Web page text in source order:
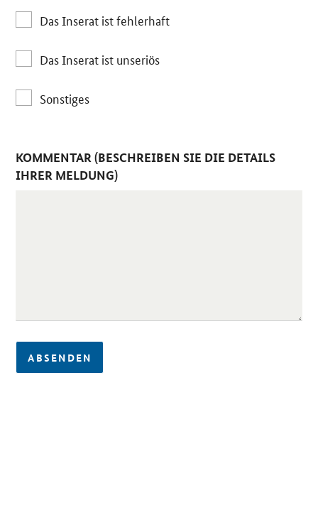
Das Inserat ist fehlerhaft
Das Inserat ist unseriös
Sonstiges
KOMMENTAR (BESCHREIBEN SIE DIE DETAILS
IHRER MELDUNG)
ABSENDEN